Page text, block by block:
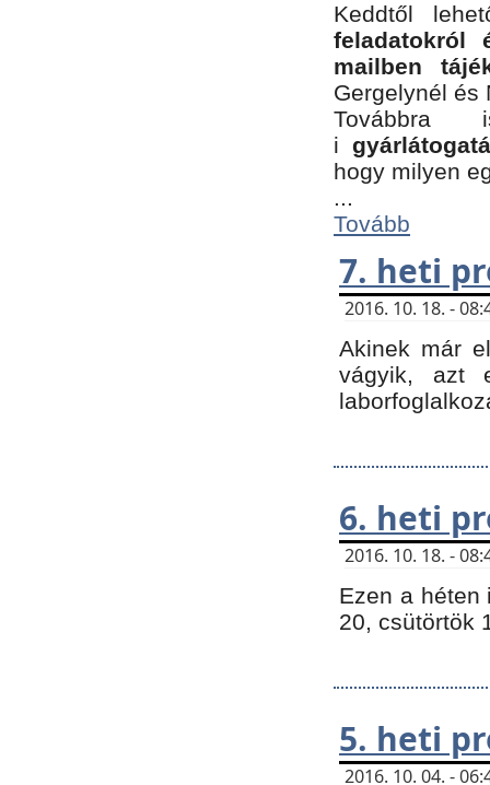
Keddtől
feladatokról
mailben
Gergelynél és
Továbbra
i
hogy milyen
...
Tovább
7. heti
2016. 10. 18. -
Akinek már
vágyik, azt
6. heti
2016. 10. 18. -
Ezen a héten
20, csütörtök
5. heti
2016. 10. 04. -